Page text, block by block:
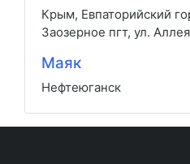
Крым, Евпаторийский
Заозерное пгт, ул.
Маяк
Нефтеюганск